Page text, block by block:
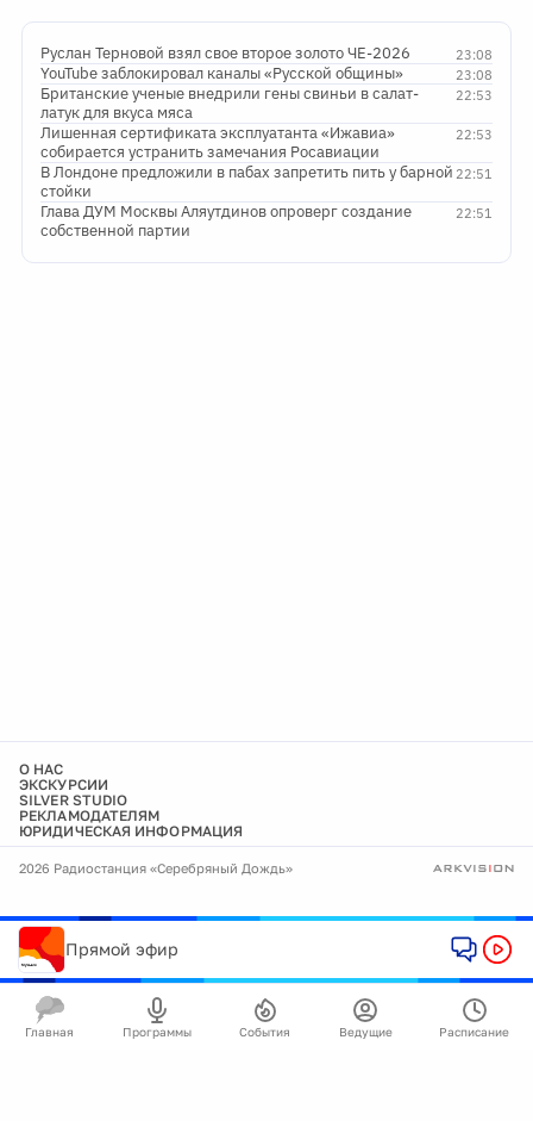
23:08
Руслан Терновой взял свое второе золото ЧЕ-2026
23:08
YouTube заблокировал каналы «Русской общины»
22:53
Британские ученые внедрили гены свиньи в салат-
латук для вкуса мяса
22:53
Лишенная сертификата эксплуатанта «Ижавиа»
собирается устранить замечания Росавиации
22:51
В Лондоне предложили в пабах запретить пить у барной
стойки
22:51
Глава ДУМ Москвы Аляутдинов опроверг создание
собственной партии
О НАС
ЭКСКУРСИИ
SILVER STUDIO
РЕКЛАМОДАТЕЛЯМ
ЮРИДИЧЕСКАЯ ИНФОРМАЦИЯ
2026 Радиостанция «Серебряный Дождь»
Прямой эфир
Главная Программы События Ведущие Расписание